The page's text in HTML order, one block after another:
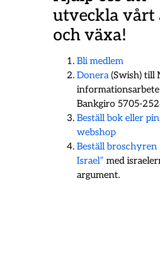
utveckla vårt
och växa!
Bli medlem
Donera(Swish) till
Bankgiro 5705-
Beställ bok eller
webshop
Beställ broschyren
Israel” med
argument.